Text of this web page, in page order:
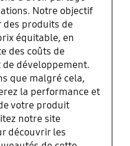
Notre objectif
produits de
équitable, en
des coûts de
développement.
que malgré cela,
la performance et
votre produit
notre site
découvrir les